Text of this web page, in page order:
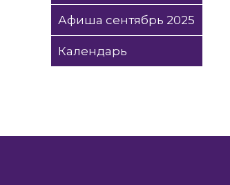
Афиша сентябрь 2025
Календарь